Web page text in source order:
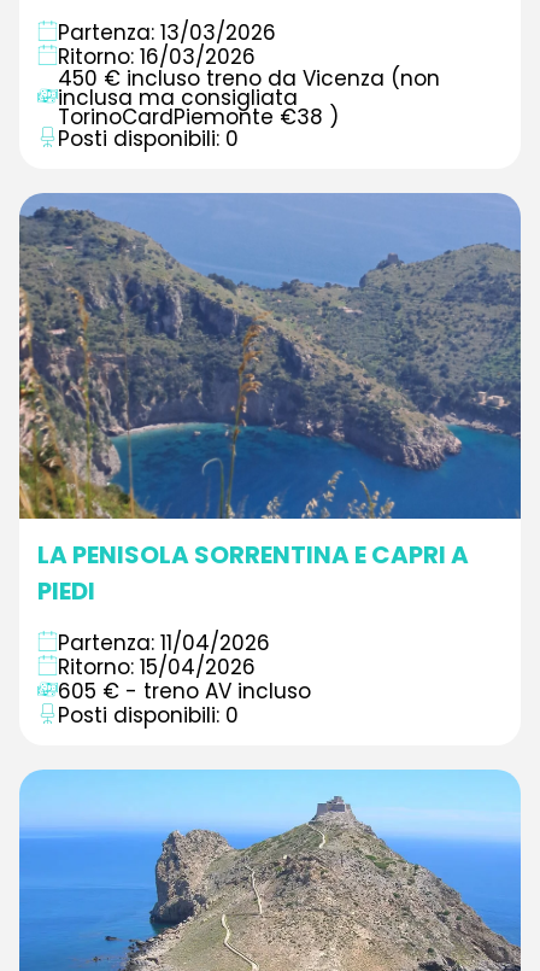
Partenza: 13/03/2026
Ritorno: 16/03/2026
450 € incluso treno da Vicenza (non
inclusa ma consigliata
TorinoCardPiemonte €38 )
Posti disponibili: 0
LA PENISOLA SORRENTINA E CAPRI A
PIEDI
Partenza: 11/04/2026
Ritorno: 15/04/2026
605 € - treno AV incluso
Posti disponibili: 0